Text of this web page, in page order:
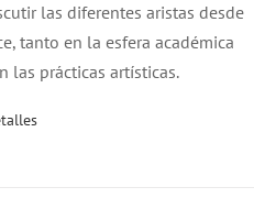
las diferentes aristas desde
tanto en la esfera académica
las prácticas artísticas.